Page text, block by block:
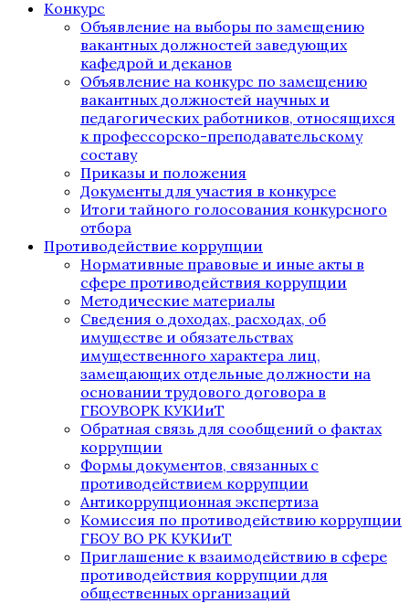
Конкурс
Объявление на выборы по замещению
вакантных должностей заведующих
кафедрой и деканов
Объявление на конкурс по замещению
вакантных должностей научных и
педагогических работников, относящихся
к профессорско-преподавательскому
составу
Приказы и положения
Документы для участия в конкурсе
Итоги тайного голосования конкурсного
отбора
Противодействие коррупции
Нормативные правовые и иные акты в
сфере противодействия коррупции
Методические материалы
Сведения о доходах, расходах, об
имуществе и обязательствах
имущественного характера лиц,
замещающих отдельные должности на
основании трудового договора в
ГБОУВОРК КУКИиТ
Обратная связь для сообщений о фактах
коррупции
Формы документов, связанных с
противодействием коррупции
Антикоррупционная экспертиза
Комиссия по противодействию коррупции
ГБОУ ВО РК КУКИиТ
Приглашение к взаимодействию в сфере
противодействия коррупции для
общественных организаций